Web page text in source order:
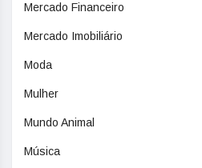
Mercado Financeiro
Mercado Imobiliário
Moda
Mulher
Mundo Animal
Música